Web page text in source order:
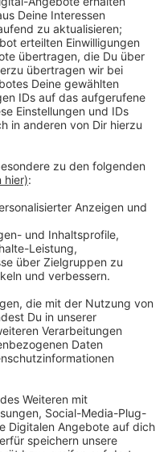
wurde in einem alten
Ohio,
komfortable Umgebung
willkommene
Anforderungen der
Die Band selbst
zeigen, wer wir
sind“.
Ihre
YouTube
zu laden!
Videoinhalte
Service kann
Aktivitäten